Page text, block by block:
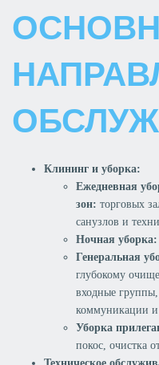
Клининг и уборка:
Ежедневная
зон: торговых
санузлов и
Ночная уборка:
Генеральная
глубокому
входные
коммуникации
Уборка
покос, очистка